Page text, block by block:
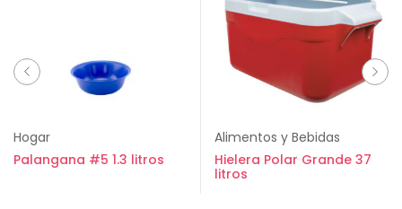
Hogar
Palangana #5 1.3 litros
Alimentos y Bebidas
Hielera Polar Grande 37
litros